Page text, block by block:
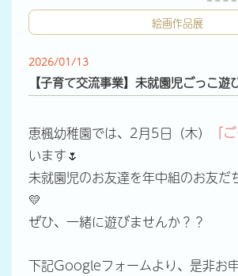
絵画作品展
2026/01/13
【子育て交流事業】未就園児ごっこ遊
恵楓幼稚園では、2月5日（木） 「
います🌷
未就園児のお友達を年中組のお友だ
💛
ぜひ、一緒に遊びませんか？？
下記Googleフォームより、是非お